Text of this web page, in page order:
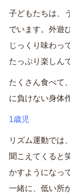
子どもたちは、
でいます。外遊
じっくり味わっ
たっぷり楽しん
たくさん食べて
に負けない身体
1歳児
リズム運動では
聞こえてくると
かすようになっ
一緒に、低い所